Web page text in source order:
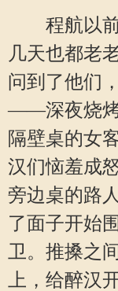
程航以前
几天也都老
问到了他们
——深夜烧烤
隔壁桌的女
汉们恼羞成
旁边桌的路
了面子开始
卫。推搡之
上，给醉汉